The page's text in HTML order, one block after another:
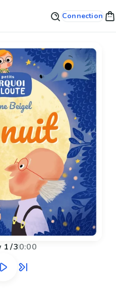
Connection
1/30:00